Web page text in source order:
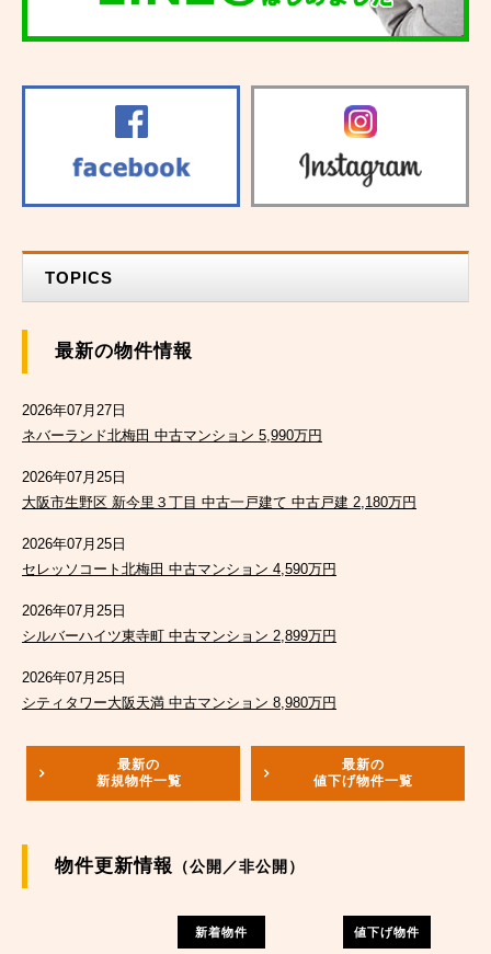
TOPICS
最新の物件情報
2026年07月27日
ネバーランド北梅田 中古マンション 5,990万円
2026年07月25日
大阪市生野区 新今里３丁目 中古一戸建て 中古戸建 2,180万円
2026年07月25日
セレッソコート北梅田 中古マンション 4,590万円
2026年07月25日
シルバーハイツ東寺町 中古マンション 2,899万円
2026年07月25日
シティタワー大阪天満 中古マンション 8,980万円
最新の
新規物件一覧
最新の
値下げ物件一覧
物件更新情報 （公開／非公開）
新着物件 値下げ物件